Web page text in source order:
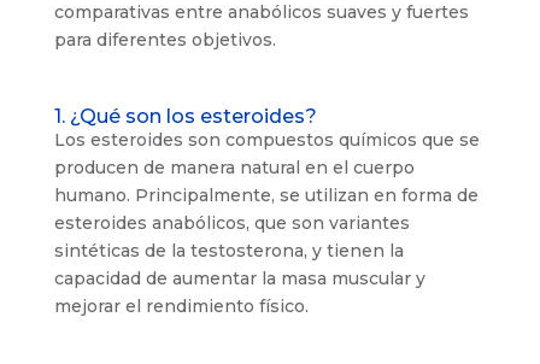
comparativas entre anabólicos suaves y fuertes
para diferentes objetivos.
1. ¿Qué son los esteroides?
Los esteroides son compuestos químicos que se
producen de manera natural en el cuerpo
humano. Principalmente, se utilizan en forma de
esteroides anabólicos, que son variantes
sintéticas de la testosterona, y tienen la
capacidad de aumentar la masa muscular y
mejorar el rendimiento físico.